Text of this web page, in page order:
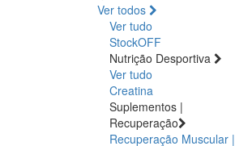
Ver todos
Ver tudo
StockOFF
Nutrição Desportiva
Ver tudo
Creatina
Suplementos |
Recuperação
Recuperação Muscular |